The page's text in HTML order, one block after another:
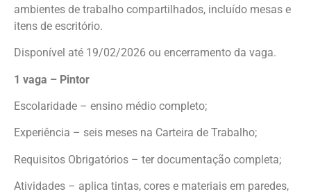
ambientes de trabalho compartilhados, incluído mesas e
itens de escritório.
Disponível até 19/02/2026 ou encerramento da vaga.
1 vaga – Pintor
Escolaridade – ensino médio completo;
Experiência – seis meses na Carteira de Trabalho;
Requisitos Obrigatórios – ter documentação completa;
Atividades – aplica tintas, cores e materiais em paredes,